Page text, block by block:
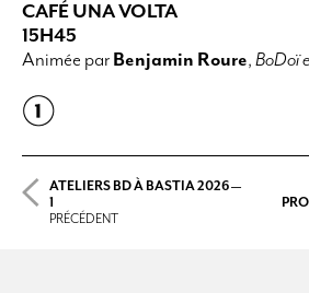
CAFÉ UNA VOLTA
15H45
Animée par Benjamin Roure, BoDoï
ATELIERS BD À BASTIA 2026 —
1
PRÉCÉDENT